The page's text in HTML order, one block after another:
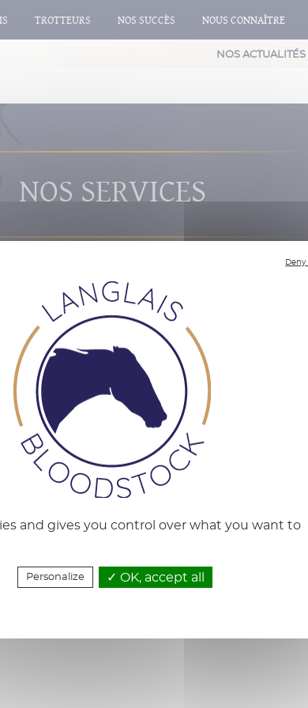
TROTTEURS NOS SUCCÈS NOUS CONNAÎTRE
NOS ACTUALITÉS
NOS SERVICES
LANGLAIS BLOODSTOCK ont le plaisir de
CONSEILS EN
CROISEMENT
VENTE DE PARTS
Deny
and gives you control over what you want to
Personalize
OK, accept all